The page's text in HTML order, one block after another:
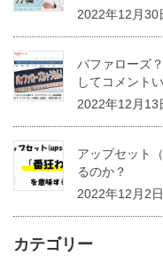
2022年12月30
バファローズ
してコメント
2022年12月13
アップセット
るのか？
2022年12月2日
カテゴリー